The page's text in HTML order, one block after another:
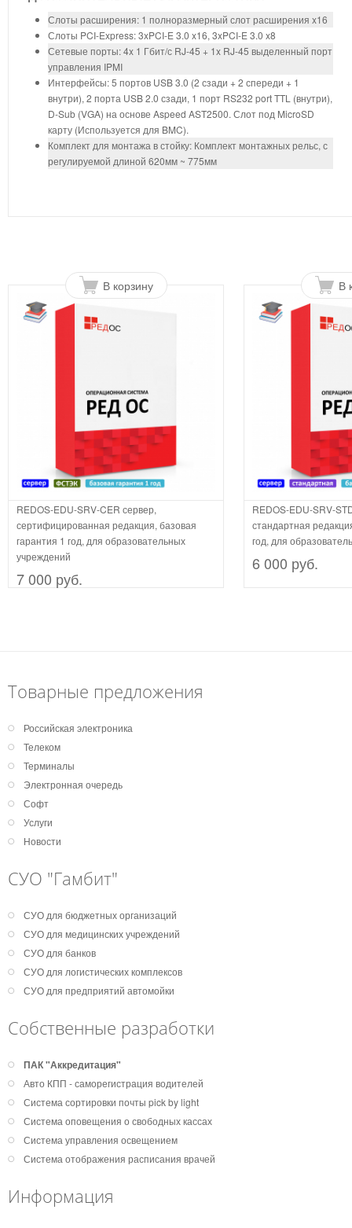
Слоты расширения: 1 полноразмерный слот расширения x16
Слоты PCI-Express: 3xPCI-E 3.0 x16, 3xPCI-E 3.0 x8
Сетевые порты: 4x 1 Гбит/с RJ-45 + 1x RJ-45 выделенный порт
управления IPMI
Интерфейсы: 5 портов USB 3.0 (2 сзади + 2 спереди + 1
внутри), 2 порта USB 2.0 сзади, 1 порт RS232 port TTL (внутри),
D-Sub (VGA) на основе Aspeed AST2500. Слот под MicroSD
карту (Используется для BMC).
Комплект для монтажа в стойку: Комплект монтажных рельс, с
регулируемой длиной 620мм ~ 775мм
В корзину
REDOS-EDU-SRV-CER сервер,
сертифицированная редакция, базовая
гарантия 1 год, для образовательных
учреждений
7 000 руб.
В
REDOS-EDU-SRV-
стандартная
год, для
6 000 руб.
Товарные предложения
Российская электроника
Телеком
Терминалы
Электронная очередь
Софт
Услуги
Новости
СУО "Гамбит"
СУО для бюджетных организаций
СУО для медицинских учреждений
СУО для банков
СУО для логистических комплексов
СУО для предприятий автомойки
Собственные разработки
ПАК "Аккредитация"
Авто КПП - саморегистрация водителей
Система сортировки почты pick by light
Система оповещения о свободных кассах
Система управления освещением
Система отображения расписания врачей
Информация